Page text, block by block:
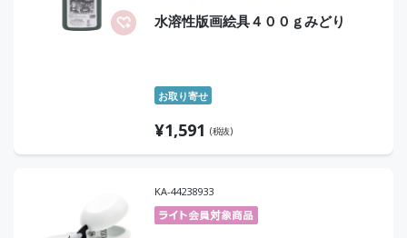
水溶性版画絵具４００ｇみどり
お取り寄せ
¥1,591 (税抜)
KA-44238933